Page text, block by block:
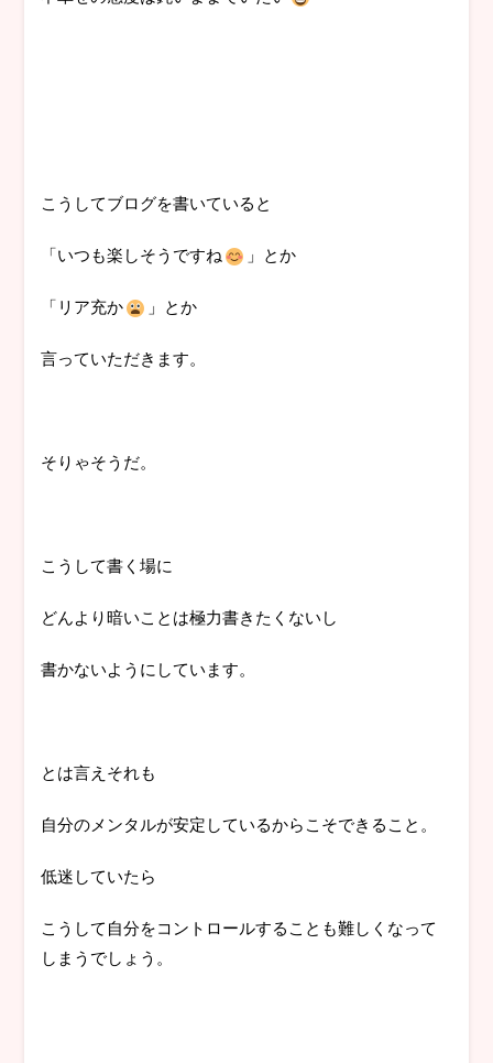
こうしてブログを書いていると
「いつも楽しそうですね 」とか
「リア充か 」とか
言っていただきます。
そりゃそうだ。
こうして書く場に
どんより暗いことは極力書きたくないし
書かないようにしています。
とは言えそれも
自分のメンタルが安定しているからこそできること。
低迷していたら
こうして自分をコントロールすることも難しくなって
しまうでしょう。